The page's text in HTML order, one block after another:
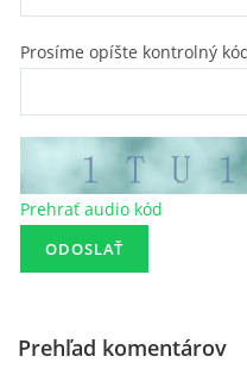
Prosíme opíšte kontrolný
Prehrať audio kód
Prehľad komentárov